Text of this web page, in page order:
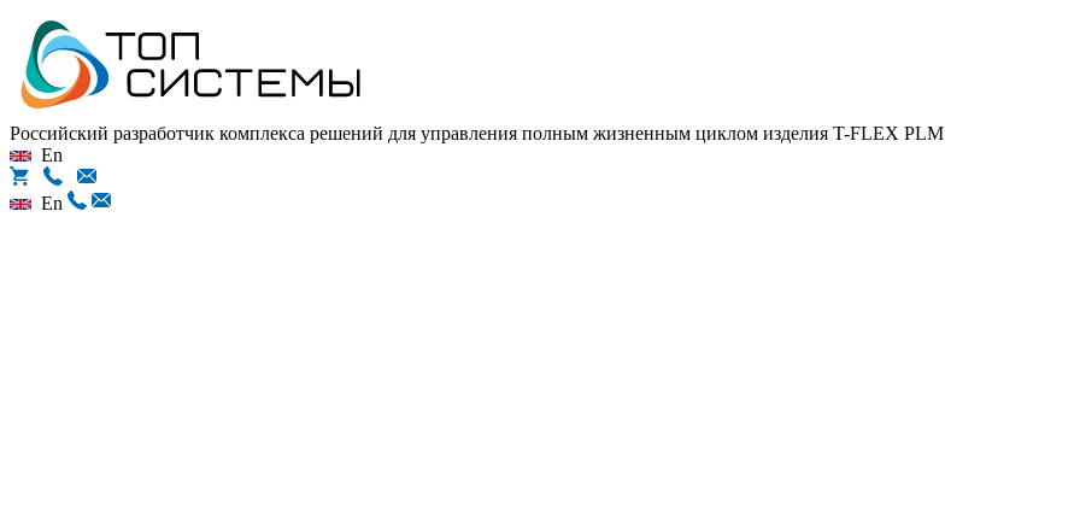
Российский разработчик комплекса решений для управления полным жизненным циклом изделия T-FLEX PLM
En
En